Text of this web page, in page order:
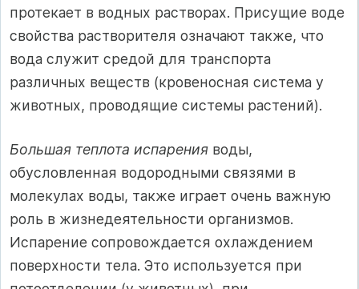
протекает в водных растворах. Присущие воде
свойства растворителя означают также, что
вода служит средой для транспорта
различных веществ (кровеносная система у
животных, проводящие системы растений).
Большая теплота испарения воды,
обусловленная водородными связями в
молекулах воды, также играет очень важную
роль в жизнедеятельности организмов.
Испарение сопровождается охлаждением
поверхности тела. Это используется при